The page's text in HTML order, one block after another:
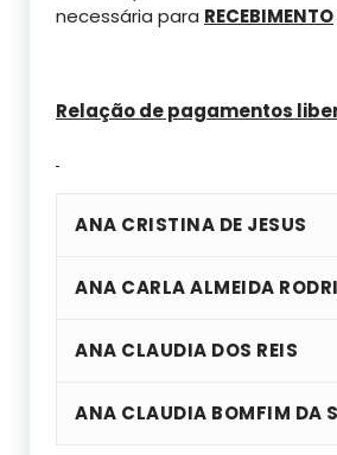
necessária para RECEBIMENTO
Relação de pagamentos
ANA CRISTINA DE JESUS
ANA CARLA ALMEIDA
ANA CLAUDIA DOS REIS
ANA CLAUDIA BOMFIM DA